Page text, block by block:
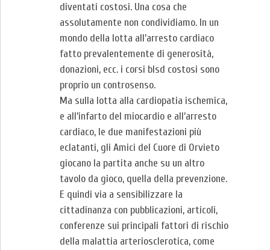
diventati costosi. Una cosa che
assolutamente non condividiamo. In un
mondo della lotta all’arresto cardiaco
fatto prevalentemente di generosità,
donazioni, ecc. i corsi blsd costosi sono
proprio un controsenso.
Ma sulla lotta alla cardiopatia ischemica,
e all’infarto del miocardio e all’arresto
cardiaco, le due manifestazioni più
eclatanti, gli Amici del Cuore di Orvieto
giocano la partita anche su un altro
tavolo da gioco, quella della prevenzione.
E quindi via a sensibilizzare la
cittadinanza con pubblicazioni, articoli,
conferenze sui principali fattori di rischio
della malattia arteriosclerotica, come